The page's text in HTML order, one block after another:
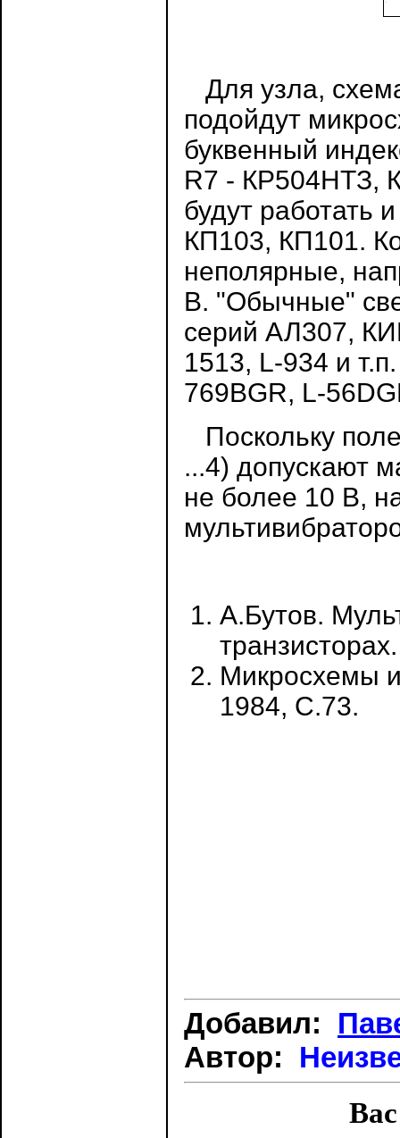
Для узла,
подойдут
буквенный
R7 - КР504НТЗ,
будут работать
КП103, КП101.
неполярные,
В. "Обычные"
серий АЛ307,
1513, L-934 и
769BGR, L-
Поскольку
...4) допускают
не более 10 В,
А.Бутов.
Микросхемы
1984, С.73.
Добавил:
Автор: